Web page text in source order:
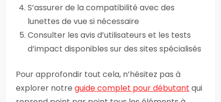
S’assurer de la compatibilité avec des
lunettes de vue si nécessaire
Consulter les avis d’utilisateurs et les tests
d’impact disponibles sur des sites spécialisés
Pour approfondir tout cela, n’hésitez pas à
explorer notre guide complet pour débutant qui